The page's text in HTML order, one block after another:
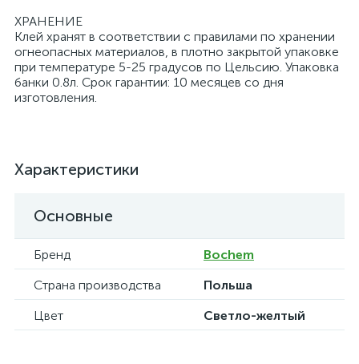
ХРАНЕНИЕ
Клей хранят в соответствии с правилами по хранении
огнеопасных материалов, в плотно закрытой упаковке
при температуре 5-25 градусов по Цельсию. Упаковка
банки 0.8л. Срок гарантии: 10 месяцев со дня
изготовления.
Характеристики
Основные
Бренд
Bochem
Страна производства
Польша
Цвет
Светло-желтый